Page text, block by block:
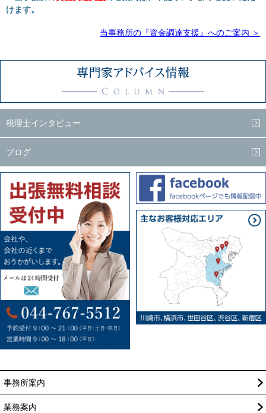
けます。
当事務所の『資金調達支援』へのご案内 ＞
税理士インタビュー
ブログ
事務所案内
業務案内